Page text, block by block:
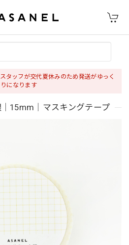
タッフが交代夏休みのため発送がゆっく
りになります
15mm｜マスキングテープ